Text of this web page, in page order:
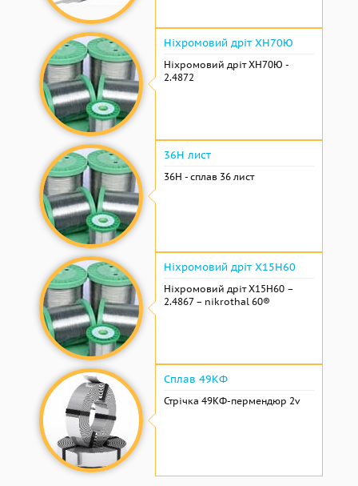
Ніхромовий дріт ХН70Ю
Ніхромовий дріт ХН70Ю -
2.4872
36Н лист
36Н - сплав 36 лист
Ніхромовий дріт Х15Н60
Ніхромовий дріт Х15Н60 –
2.4867 – nikrothal 60®
Сплав 49КФ
Стрічка 49КФ-пермендюр 2v